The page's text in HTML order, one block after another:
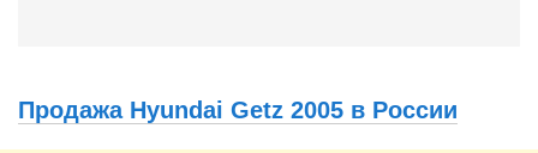
Продажа Hyundai Getz 2005 в России